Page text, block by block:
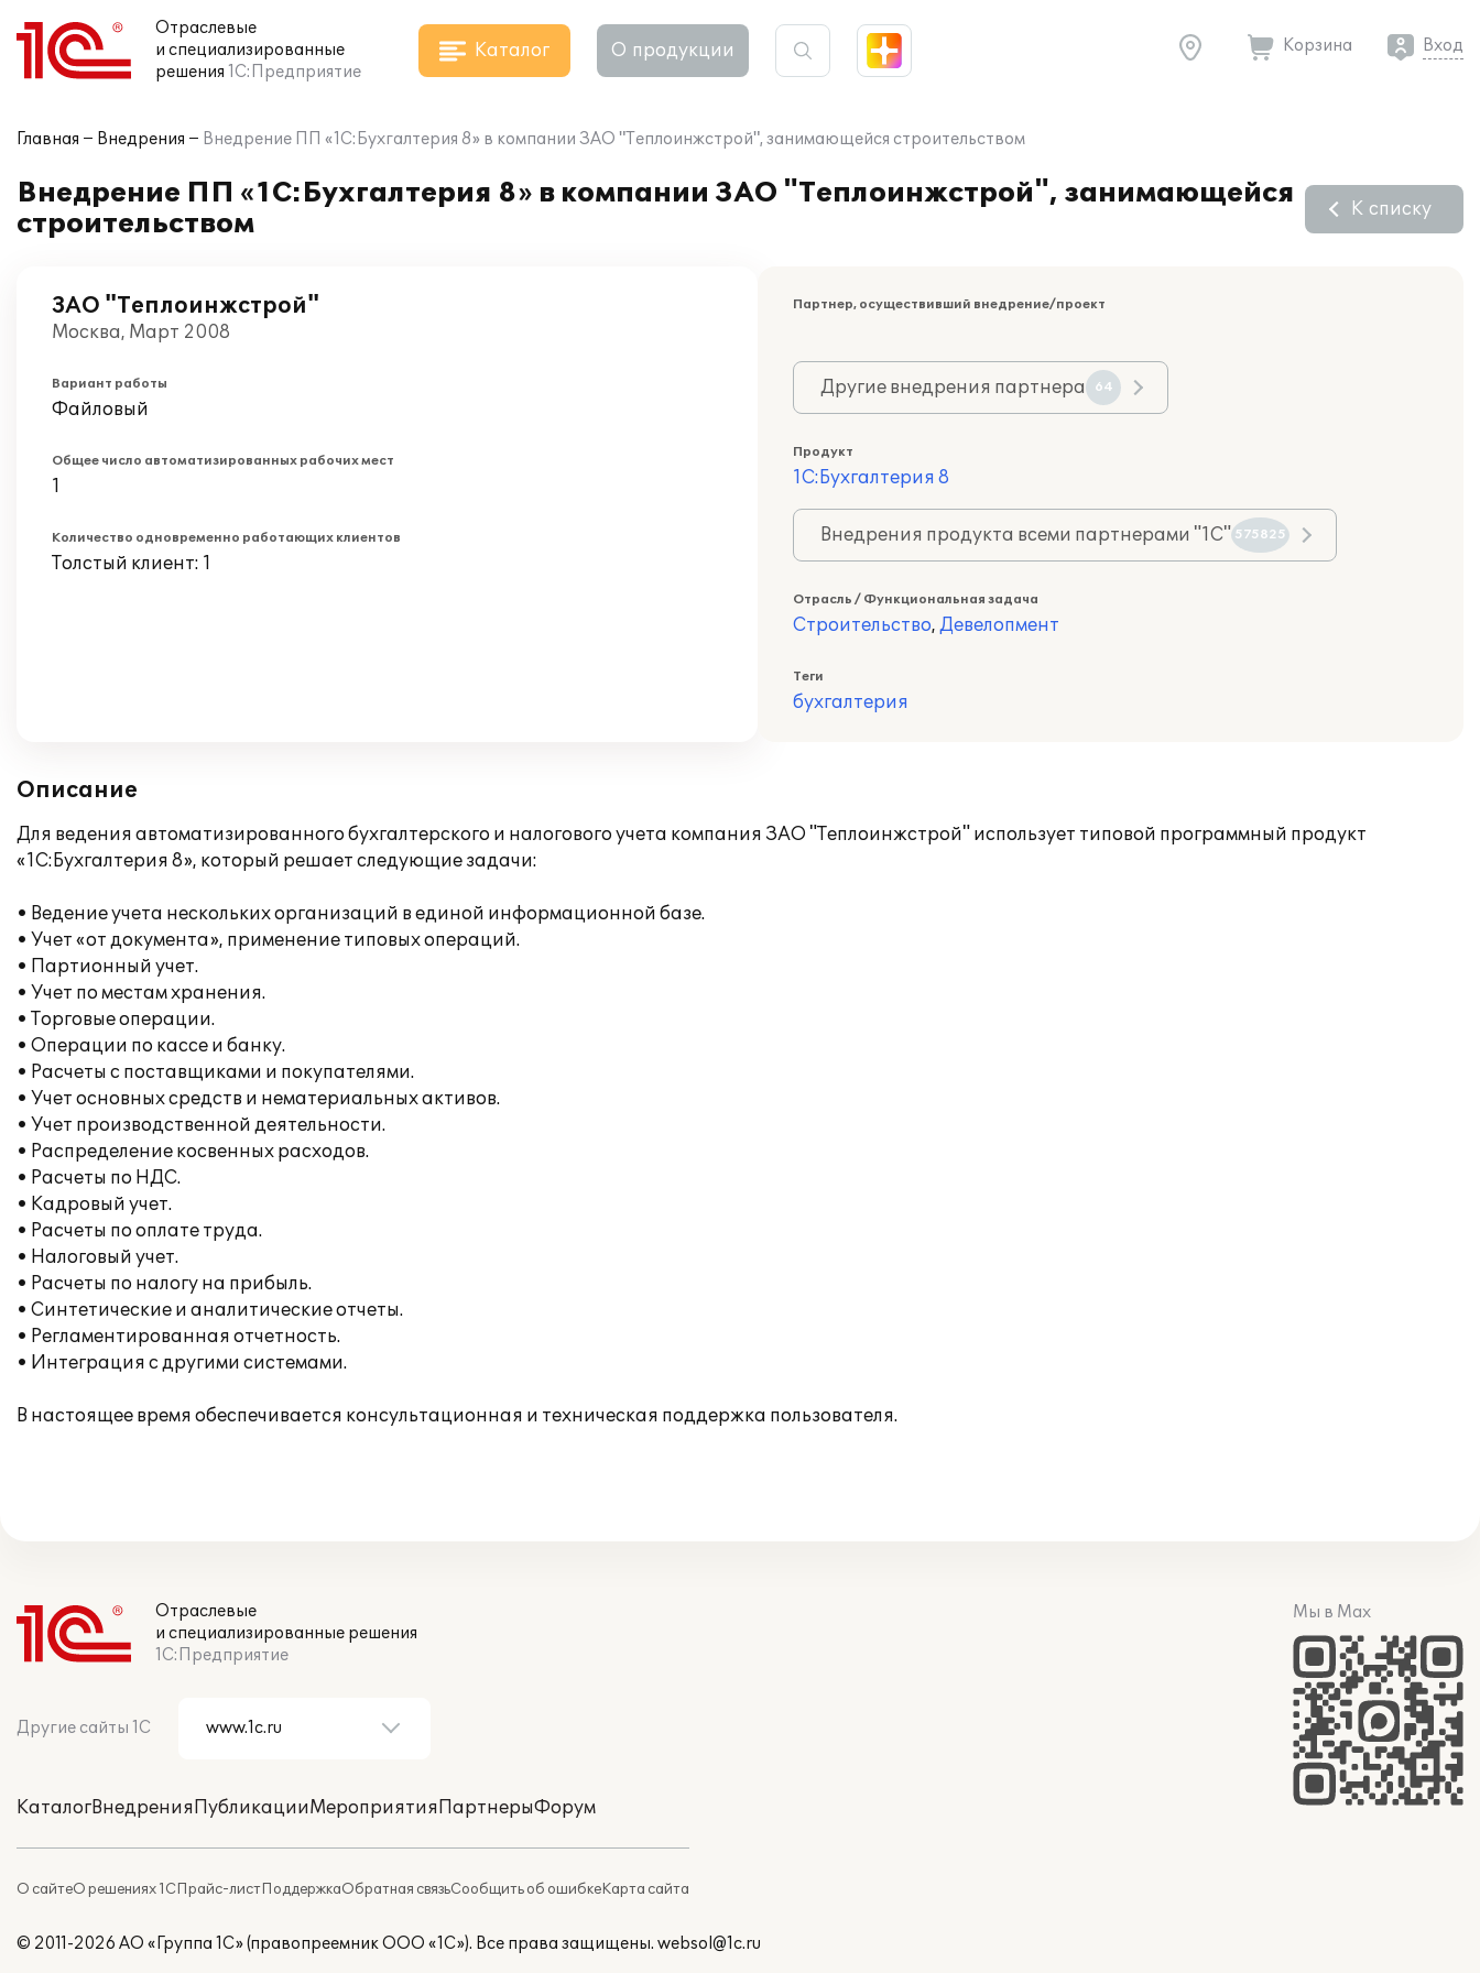
Отраслевые
и специализированные
решения 1С:Предприятие
Каталог О продукции Корзина Вход
Главная Внедрения Внедрение ПП «1С:Бухгалтерия 8» в компании ЗАО "Теплоинжстрой", занимающейся строительством
Внедрение ПП «1С:Бухгалтерия 8» в компании ЗАО "Теплоинжстрой", занимающейся
строительством
К списку
ЗАО "Теплоинжстрой"
Москва, Март 2008
Вариант работы
Файловый
Общее число автоматизированных рабочих мест
1
Количество одновременно работающих клиентов
Толстый клиент: 1
Партнер, осуществивший внедрение/проект
Другие внедрения партнера 64
Продукт
1С:Бухгалтерия 8
Внедрения продукта всеми партнерами "1С" 575825
Отрасль / Функциональная задача
Строительство, Девелопмент
Теги
бухгалтерия
Описание
Для ведения автоматизированного бухгалтерского и налогового учета компания ЗАО "Теплоинжстрой" использует типовой программный продукт
«1С:Бухгалтерия 8», который решает следующие задачи:
• Ведение учета нескольких организаций в единой информационной базе.
• Учет «от документа», применение типовых операций.
• Партионный учет.
• Учет по местам хранения.
• Торговые операции.
• Операции по кассе и банку.
• Расчеты с поставщиками и покупателями.
• Учет основных средств и нематериальных активов.
• Учет производственной деятельности.
• Распределение косвенных расходов.
• Расчеты по НДС.
• Кадровый учет.
• Расчеты по оплате труда.
• Налоговый учет.
• Расчеты по налогу на прибыль.
• Синтетические и аналитические отчеты.
• Регламентированная отчетность.
• Интеграция с другими системами.
В настоящее время обеспечивается консультационная и техническая поддержка пользователя.
Отраслевые
и специализированные решения
1С:Предприятие
Другие сайты 1С
КаталогВнедренияПубликацииМероприятияПартнерыФорум
О сайтеО решениях 1СПрайс-листПоддержкаОбратная связьСообщить об ошибкеКарта сайта
Мы в Max
© 2011-2026 АО «Группа 1С» (правопреемник ООО «1С»). Все права защищены. websol@1c.ru